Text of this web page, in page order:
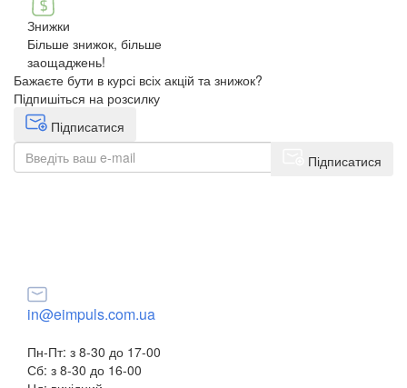
Знижки
Більше знижок, більше
заощаджень!
Бажаєте бути в курсі всіх акцій та знижок?
Підпишіться на розсилку
Підписатися
Підписатися
in@eimpuls.com.ua
Пн-Пт: з 8-30 до 17-00
Сб: з 8-30 до 16-00